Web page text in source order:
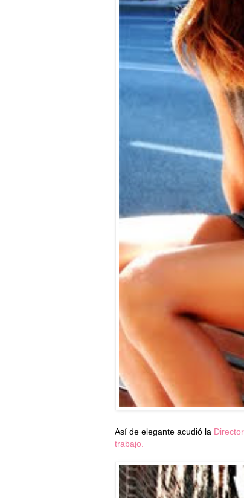
Así de elegante acudió la
trabajo.